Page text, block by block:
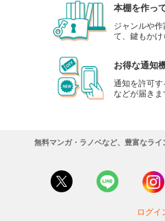
本棚を作っ
ジャンルや
て、鍵もかけ
お得な通知
通知を許可
などが届きま
無料マンガ・ラノベなど、豊富なライ
ログイ